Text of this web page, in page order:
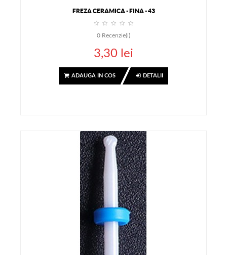
FREZA CERAMICA - FINA - 43
0 Recenzie(i)
3,30 lei
ADAUGA IN COS DETALII